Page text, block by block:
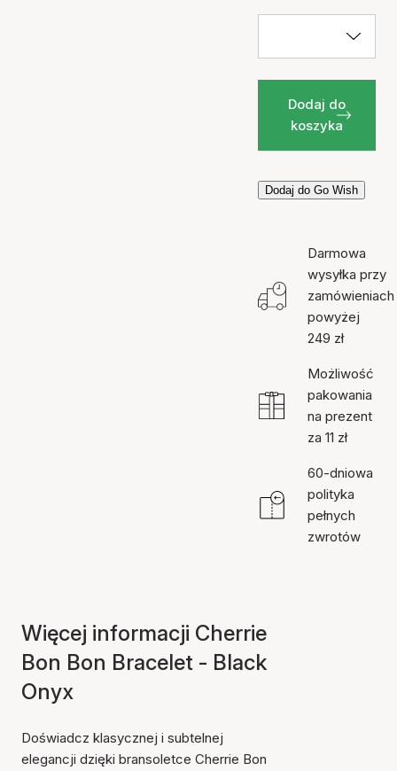
Dodaj do
koszyka
Dodaj do Go Wish
Darmowa
wysyłka przy
zamówieniach
powyżej
249 zł
Możliwość
pakowania
na prezent
za 11 zł
60-dniowa
polityka
pełnych
zwrotów
Więcej informacji Cherrie
Bon Bon Bracelet - Black
Onyx
Doświadcz klasycznej i subtelnej
elegancji dzięki bransoletce Cherrie Bon